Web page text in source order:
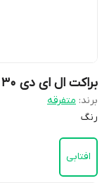
براکت ال ای دی 30 سانت ارکو مدل اطلس
برند: متفرقه
رنگ
افتابی